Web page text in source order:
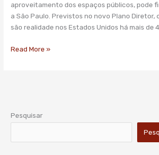
aproveitamento dos espaços públicos, pode
a São Paulo. Previstos no novo Plano Diretor,
são realidade nos Estados Unidos há mais de
Read More »
Pesquisar